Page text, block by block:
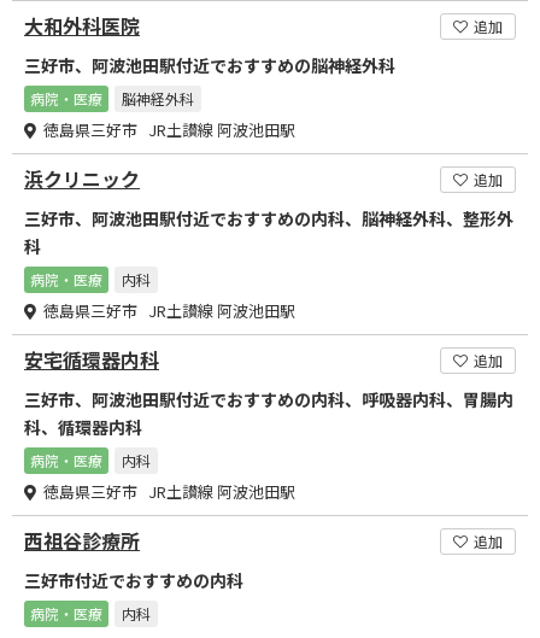
大和外科医院 追加
三好市、阿波池田駅付近でおすすめの脳神経外科
病院・医療 脳神経外科
徳島県三好市 JR土讃線 阿波池田駅
浜クリニック 追加
三好市、阿波池田駅付近でおすすめの内科、脳神経外科、整形外
科
病院・医療 内科
徳島県三好市 JR土讃線 阿波池田駅
安宅循環器内科 追加
三好市、阿波池田駅付近でおすすめの内科、呼吸器内科、胃腸内
科、循環器内科
病院・医療 内科
徳島県三好市 JR土讃線 阿波池田駅
西祖谷診療所 追加
三好市付近でおすすめの内科
病院・医療 内科